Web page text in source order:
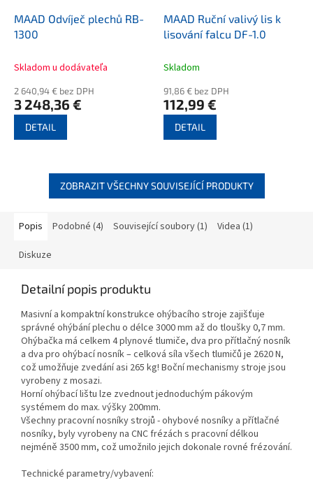
MAAD Odvíječ plechů RB-
1300
Skladom u dodávateľa
2 640,94 € bez DPH
3 248,36 €
DETAIL
MAAD Ruční valivý lis k
lisování falcu DF-1.0
Skladom
91,86 € bez DPH
112,99 €
DETAIL
ZOBRAZIT VŠECHNY SOUVISEJÍCÍ PRODUKTY
Popis Podobné (4) Související soubory (1) Videa (1)
Diskuze
Detailní popis produktu
Masivní a kompaktní konstrukce ohýbacího stroje zajišťuje
správné ohýbání plechu o délce 3000 mm až do tloušky 0,7 mm.
Ohýbačka má celkem 4 plynové tlumiče, dva pro přítlačný nosník
a dva pro ohýbací nosník – celková síla všech tlumičů je 2620 N,
což umožňuje zvedání asi 265 kg! Boční mechanismy stroje jsou
vyrobeny z mosazi.
Horní ohýbací lištu lze zvednout jednoduchým pákovým
systémem do max. výšky 200mm.
Všechny pracovní nosníky strojů - ohybové nosníky a přítlačné
nosníky, byly vyrobeny na CNC frézách s pracovní délkou
nejméně 3500 mm, což umožnilo jejich dokonale rovné frézování.
Technické parametry/vybavení: